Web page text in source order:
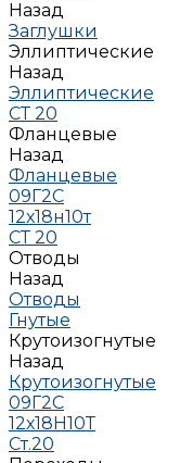
Назад
Заглушки
Эллиптические
Назад
Эллиптические
СТ 20
Фланцевые
Назад
Фланцевые
09Г2С
12х18н10т
СТ 20
Отводы
Назад
Отводы
Гнутые
Крутоизогнутые
Назад
Крутоизогнутые
09Г2С
12х18Н10Т
Ст.20